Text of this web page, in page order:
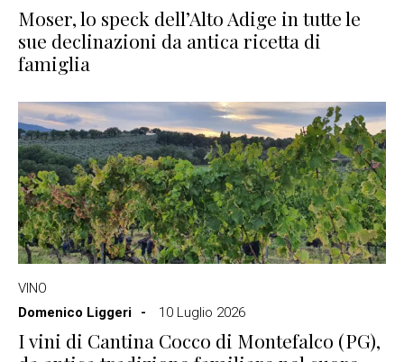
Moser, lo speck dell’Alto Adige in tutte le
sue declinazioni da antica ricetta di
famiglia
VINO
Domenico Liggeri
10 Luglio 2026
I vini di Cantina Cocco di Montefalco (PG),